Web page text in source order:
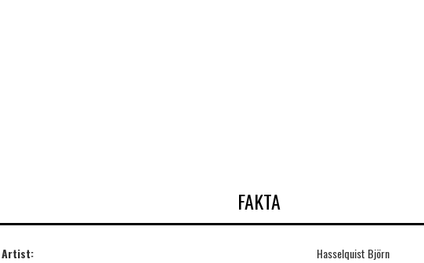
FAKTA
Artist:
Hasselquist Björn